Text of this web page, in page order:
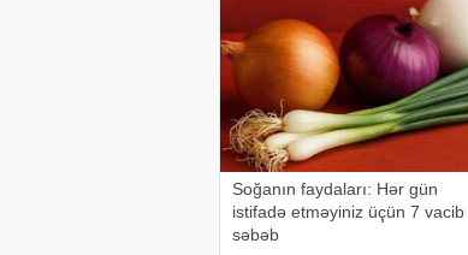
Soğanın faydaları: Hər gün
istifadə etməyiniz üçün 7 vacib
səbəb